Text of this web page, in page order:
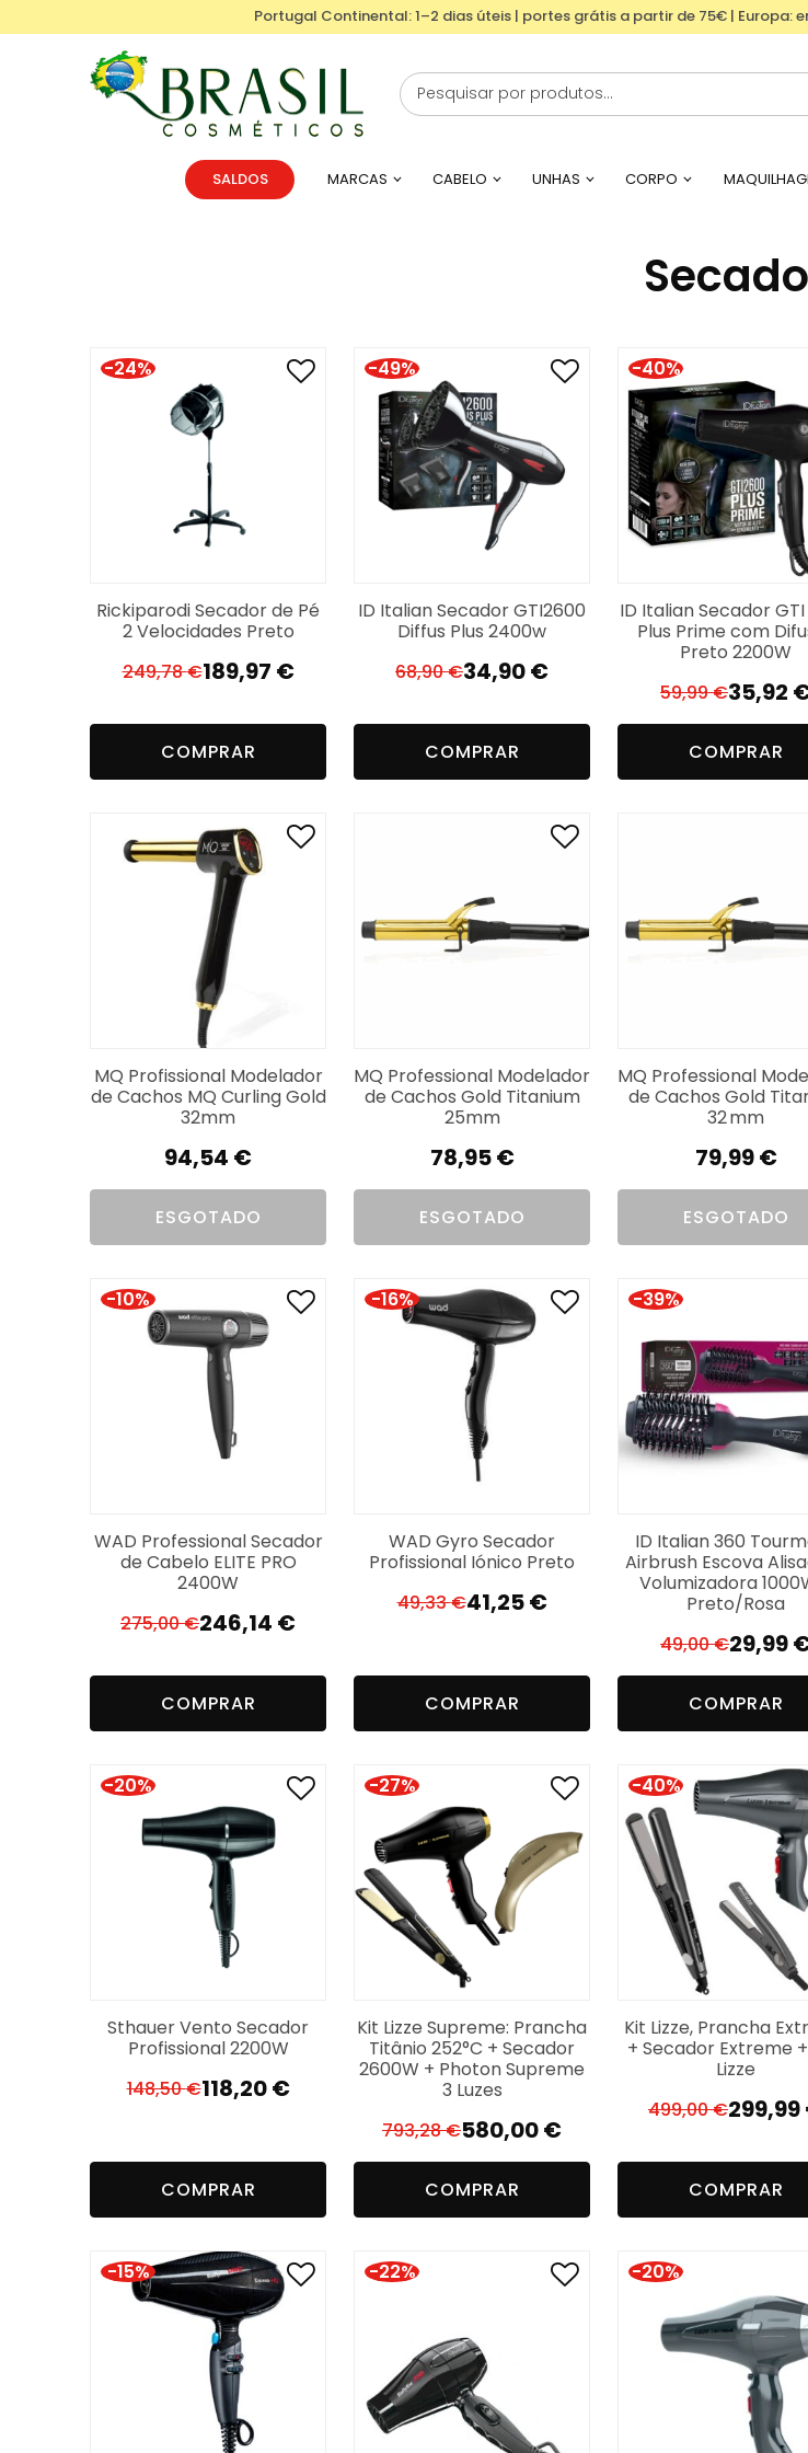
Portugal Continental: 1–2 dias úteis | portes grátis a partir de 75€ |
SALDOS MARCAS CABELO UNHAS CORPO
-24%
Rickiparodi Secador de Pé
2 Velocidades Preto
249,78€O
era:
189,97 €
O
é:
COMPRAR
-49%
ID Italian Secador GTI2600
Diffus Plus 2400w
68,90€ O
era:
34,90€
O
é:
COMPRAR
-40%
ID Italian Secador
Plus Prime com
Preto 2200W
59,99€ O
preço
original
era:
35,92
O
preço
atual
é:
COMPRAR
MQ Profissional Modelador
de Cachos MQ Curling Gold
32mm
94,54 €
ESGOTADO
MQ Professional Modelador
de Cachos Gold Titanium
25mm
78,95€
ESGOTADO
MQ Professional
de Cachos Gold
32 mm
79,99€
ESGOTADO
-10%
WAD Professional Secador
de Cabelo ELITE PRO
2400W
275,00€ O
era:
246,14 €
O
é:
COMPRAR
-16%
WAD Gyro Secador
Profissional Iónico Preto
49,33€O
era:
41,25€
O
é:
COMPRAR
-39%
ID Italian 360
Airbrush Escova
Volumizadora
Preto/Rosa
49,00€O
preço
original
era:
29,99
O
preço
atual
é:
COMPRAR
-20%
Sthauer Vento Secador
Profissional 2200W
148,50€ O
era:
118,20€
O
é:
COMPRAR
-27%
Kit Lizze Supreme: Prancha
Titânio 252°C + Secador
2600W + Photon Supreme
3 Luzes
793,28€ O
preço
original
era:
580,00€
O
preço
atual
é:
COMPRAR
-40%
Kit Lizze, Prancha
+ Secador Extreme
Lizze
499,00€ O
era:
299,99
O
é:
COMPRAR
-15% -22% -20%